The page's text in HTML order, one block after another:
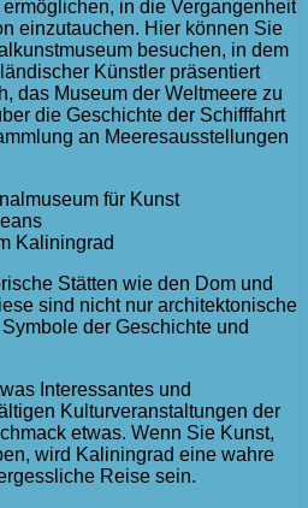
in die Vergangenheit
einzutauchen. Hier können Sie
besuchen, in dem
Künstler präsentiert
das Museum der Weltmeere zu
die Geschichte der Schifffahrt
an Meeresausstellungen
für Kunst
Kaliningrad
Stätten wie den Dom und
sind nicht nur architektonische
der Geschichte und
Interessantes und
Kulturveranstaltungen der
etwas. Wenn Sie Kunst,
wird Kaliningrad eine wahre
Reise sein.